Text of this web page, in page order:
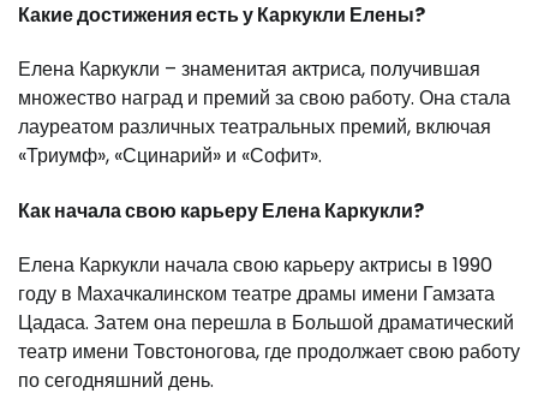
Какие достижения есть у Каркукли Елены?
Елена Каркукли – знаменитая актриса, получившая
множество наград и премий за свою работу. Она стала
лауреатом различных театральных премий, включая
«Триумф», «Сцинарий» и «Софит».
Как начала свою карьеру Елена Каркукли?
Елена Каркукли начала свою карьеру актрисы в 1990
году в Махачкалинском театре драмы имени Гамзата
Цадаса. Затем она перешла в Большой драматический
театр имени Товстоногова, где продолжает свою работу
по сегодняшний день.